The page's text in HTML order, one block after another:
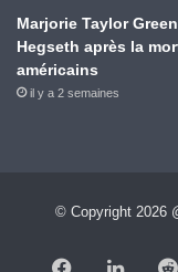
Marjorie Taylor
Hegseth après la
américains
il y a 2 semaines
© Copyright 2026
Facebook